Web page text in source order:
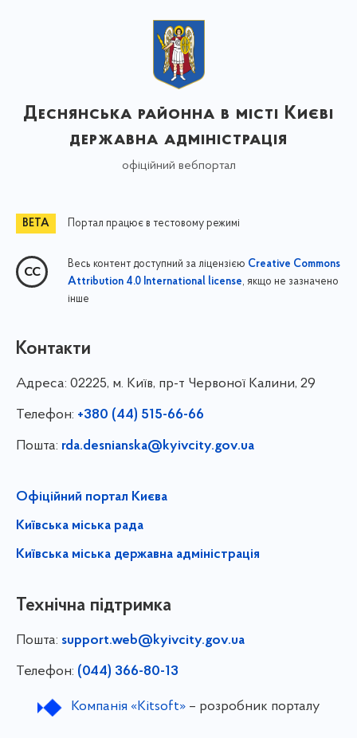
Деснянська районна в місті Києві
державна адміністрація
офіційний вебпортал
Портал працює в тестовому режимі
Весь контент доступний за ліцензією Creative Commons
Attribution 4.0 International license, якщо не зазначено
інше
Контакти
Адреса: 02225, м. Київ, пр-т Червоної Калини, 29
Телефон: +380 (44) 515-66-66
Пошта: rda.desnianska@kyivcity.gov.ua
Офіційний портал Києва
Київська міська рада
Київська міська державна адміністрація
Технічна підтримка
Пошта: support.web@kyivcity.gov.ua
Телефон: (044) 366-80-13
Компанія «Kitsoft»– розробник порталу